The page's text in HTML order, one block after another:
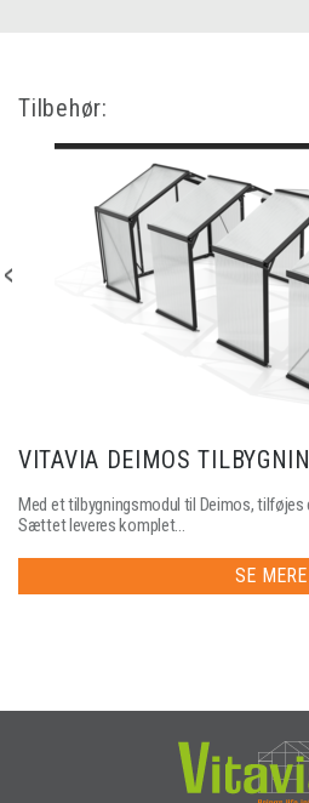
Tilbehør:
VITAVIA DEIMOS
Med et tilbygningsmodul til Deimos,
Sættet leveres komplet...
SE MERE